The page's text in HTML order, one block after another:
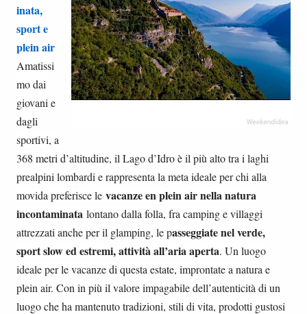
inata,
sport e
plein air
Amatissi
mo dai
giovani e
dagli
sportivi, a
368 metri d’altitudine, il Lago d’Idro è il più alto tra i laghi
prealpini lombardi e rappresenta la meta ideale per chi alla
movida preferisce le vacanze en plein air nella natura
incontaminata lontano dalla folla, fra camping e villaggi
attrezzati anche per il glamping, le passeggiate nel verde,
sport slow ed estremi, attività all’aria aperta. Un luogo
ideale per le vacanze di questa estate, improntate a natura e
plein air. Con in più il valore impagabile dell’autenticità di un
luogo che ha mantenuto tradizioni, stili di vita, prodotti gustosi